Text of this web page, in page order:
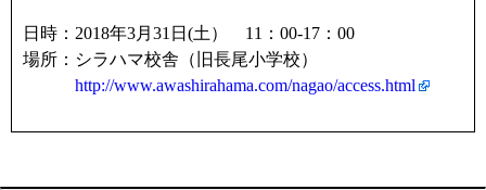
日時：2018年3月31日(土） 11：00-17：00
場所：シラハマ校舎（旧長尾小学校）
http://www.awashirahama.com/nagao/access.html